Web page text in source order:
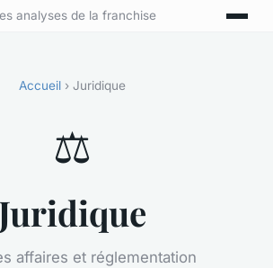
analyses de la franchise
Accueil› Juridique
⚖️
Juridique
affaires et réglementation